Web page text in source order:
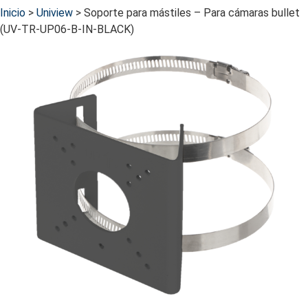
Inicio > Uniview > Soporte para mástiles – Para cámaras bullet
(UV-TR-UP06-B-IN-BLACK)